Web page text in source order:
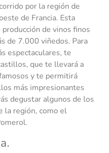
por la región de
de Francia. Esta
de vinos finos
de 7.000 viñedos. Para
espectaculares, te
que te llevará a
y te permitirá
más impresionantes
degustar algunos de los
la región, como el